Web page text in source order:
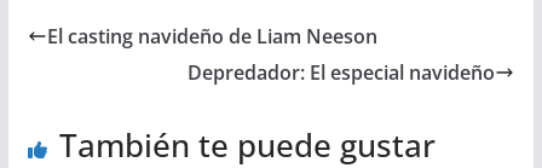
El casting navideño de Liam Neeson
Depredador: El especial navideño
También te puede gustar